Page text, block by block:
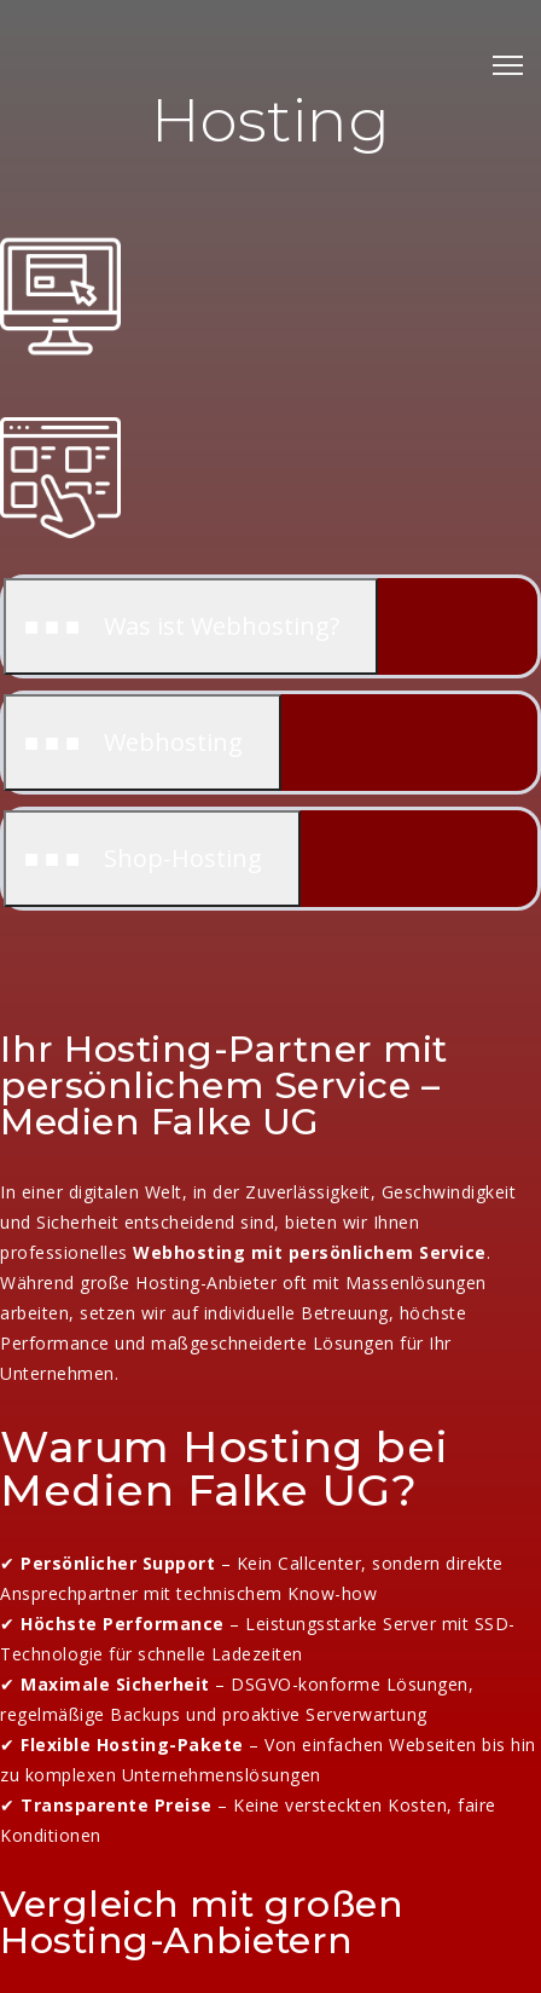
Hosting
Ihr Hosting-Partner mit
persönlichem Service –
Medien Falke UG
In einer digitalen Welt, in der Zuverlässigkeit, Geschwindigkeit
und Sicherheit entscheidend sind, bieten wir Ihnen
professionelles Webhosting mit persönlichem Service.
Während große Hosting-Anbieter oft mit Massenlösungen
arbeiten, setzen wir auf individuelle Betreuung, höchste
Performance und maßgeschneiderte Lösungen für Ihr
Unternehmen.
Warum Hosting bei
Medien Falke UG?
✔ Persönlicher Support – Kein Callcenter, sondern direkte
Ansprechpartner mit technischem Know-how
✔ Höchste Performance – Leistungsstarke Server mit SSD-
Technologie für schnelle Ladezeiten
✔ Maximale Sicherheit – DSGVO-konforme Lösungen,
regelmäßige Backups und proaktive Serverwartung
✔ Flexible Hosting-Pakete – Von einfachen Webseiten bis hin
zu komplexen Unternehmenslösungen
✔ Transparente Preise – Keine versteckten Kosten, faire
Konditionen
Vergleich mit großen
Hosting-Anbietern